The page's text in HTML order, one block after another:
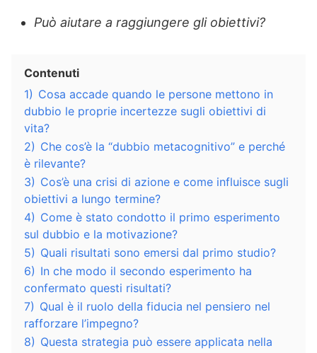
Può aiutare a raggiungere gli obiettivi?
Contenuti
1) Cosa accade quando le persone mettono in
dubbio le proprie incertezze sugli obiettivi di
vita?
2) Che cos’è la “dubbio metacognitivo” e perché
è rilevante?
3) Cos’è una crisi di azione e come influisce sugli
obiettivi a lungo termine?
4) Come è stato condotto il primo esperimento
sul dubbio e la motivazione?
5) Quali risultati sono emersi dal primo studio?
6) In che modo il secondo esperimento ha
confermato questi risultati?
7) Qual è il ruolo della fiducia nel pensiero nel
rafforzare l’impegno?
8) Questa strategia può essere applicata nella